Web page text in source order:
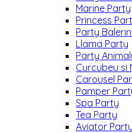
Marine Party
Princess
Party
Llama Party
Party
Curcubeu si
Carousel
Pamper
Spa Party
Tea Party
Aviator Party